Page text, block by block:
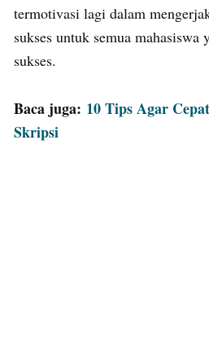
termotivasi lagi dalam
sukses untuk semua mahasiswa
sukses.
Baca juga: 10 Tips Agar
Skripsi